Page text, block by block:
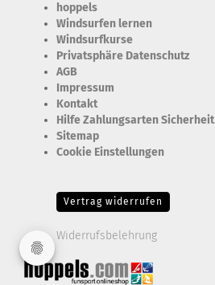
hoppels
Windsurfen lernen
Windsurfkurse
Privatsphäre Datenschutz
AGB
Impressum
Kontakt
Hilfe Zahlungsarten Sicherheit
Sitemap
Cookie Einstellungen
Vertrag widerrufen
Widerrufsbelehrung